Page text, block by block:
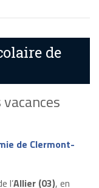
de
vacances
de Clermont-
l’Allier (03), en